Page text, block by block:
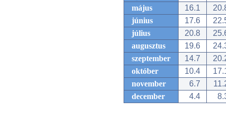
május
16.1
június
17.6
július
20.8
augusztus
19.6
szeptember
14.7
október
10.4
november
6.7
december
4.4